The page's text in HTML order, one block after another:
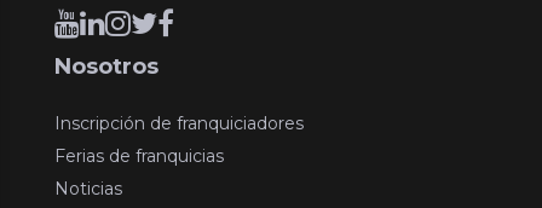
Nosotros
Inscripción de franquiciadores
Ferias de franquicias
Noticias